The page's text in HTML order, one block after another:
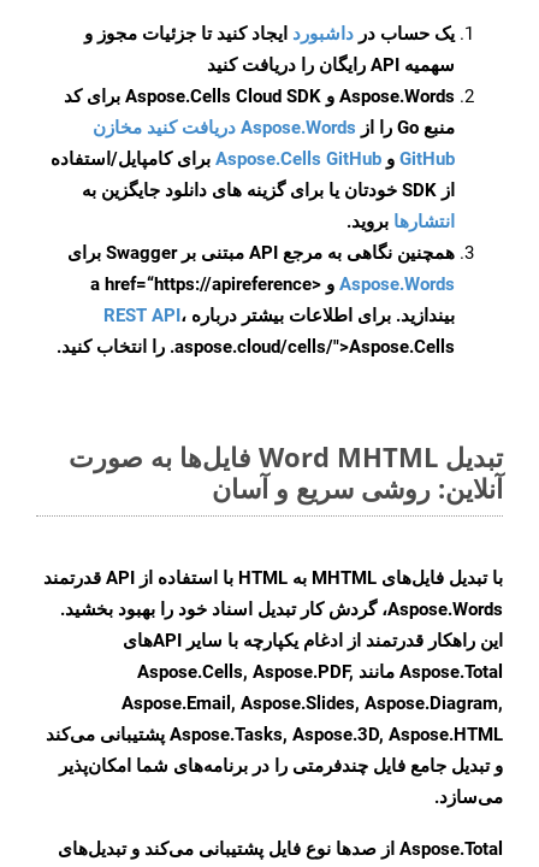
یک حساب در داشبورد ایجاد کنید تا جزئیات مجوز و
سهمیه API رایگان را دریافت کنید
Aspose.Words و Aspose.Cells Cloud SDK برای کد
منبع Go را از
Aspose.Words دریافت کنید مخازن
GitHub و Aspose.Cells GitHub برای کامپایل/استفاده
از SDK خودتان یا برای گزینه های دانلود جایگزین به
انتشارها بروید.
همچنین نگاهی به مرجع API مبتنی بر Swagger برای
Aspose.Words
و <a href=“https://apireference
بیندازید. برای اطلاعات بیشتر درباره REST API،
.aspose.cloud/cells/">Aspose.Cells را انتخاب کنید.
تبدیل Word MHTML فایل‌ها به صورت
آنلاین: روشی سریع و آسان
با تبدیل فایل‌های MHTML به HTML با استفاده از API قدرتمند
Aspose.Words، گردش کار تبدیل اسناد خود را بهبود بخشید.
این راهکار قدرتمند از ادغام یکپارچه با سایر APIهای
Aspose.Total مانند Aspose.Cells, Aspose.PDF,
Aspose.Email, Aspose.Slides, Aspose.Diagram,
Aspose.Tasks, Aspose.3D, Aspose.HTML پشتیبانی می‌کند
و تبدیل جامع فایل چندفرمتی را در برنامه‌های شما امکان‌پذیر
می‌سازد.
Aspose.Total از صدها نوع فایل پشتیبانی می‌کند و تبدیل‌های